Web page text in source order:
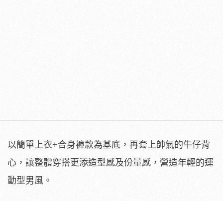
以簡單上衣+合身褲款為基底，再套上帥氣的牛仔背
心，讓整體穿搭更添造型感及份量感，營造年輕的運
動型男風。